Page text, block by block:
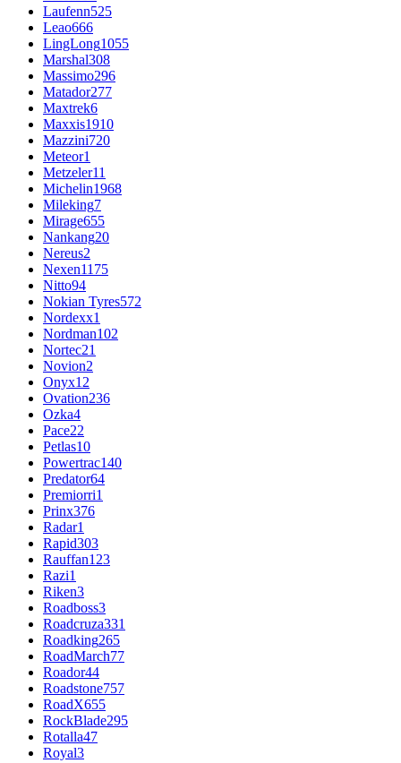
Laufenn525
Leao666
LingLong1055
Marshal308
Massimo296
Matador277
Maxtrek6
Maxxis1910
Mazzini720
Meteor1
Metzeler11
Michelin1968
Mileking7
Mirage655
Nankang20
Nereus2
Nexen1175
Nitto94
Nokian Tyres572
Nordexx1
Nordman102
Nortec21
Novion2
Onyx12
Ovation236
Ozka4
Pace22
Petlas10
Powertrac140
Predator64
Premiorri1
Prinx376
Radar1
Rapid303
Rauffan123
Razi1
Riken3
Roadboss3
Roadcruza331
Roadking265
RoadMarch77
Roador44
Roadstone757
RoadX655
RockBlade295
Rotalla47
Royal3